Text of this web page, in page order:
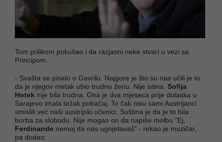
Tom prilikom pokušao i da razjasni neke stvari u vezi sa
Principom.
- Svašta se pisalo o Gavrilu. Najgore je što su nas učili je to
da je njegov metak ubio trudnu ženu. Nije istina. Sofija
Hotek nije bila trudna. Ona je dva mjeseca prije dolaska u
Sarajevo imala težak pobačaj. To čak nisu sami Austrijanci
smislili već naši austrijski učenici. Suština je da je to bila
borba za slobodu. Nije mogao on da napiše molbu "Ej,
Ferdinande nemoj da nas ugnjetavaš" - rekao je muzičar,
pa dodao: